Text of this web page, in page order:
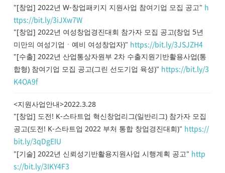
"[창업] 2022년 W-창업패키지 지원사업 참여기업 모집 공고" h
ttps://bit.ly/3iJXw7W
"[창업] 2022년 여성창업경진대회 참가자 모집 공고(창업 5년
미만의 여성기업ㆍ예비 여성창업자)" https://bit.ly/3JSJZH4
"[수출] 2022년 산업통상자원부 2차 수출지원기반활용사업(통
합형) 참여기업 모집 공고(그린 선도기업 육성)" https://bit.ly/3
K4OA9f
<지원사업안내>2022.3.28
"[창업] 도전! K-스타트업 혁신창업리그(일반리그) 참가자 모집
공고(도전! K-스타트업 2022 부처 통합 창업경진대회)" https://
bit.ly/3qDgEIU
"[기술] 2022년 신뢰성기반활용지원사업 시행계획 공고" http
s://bit.ly/3IKY4F3